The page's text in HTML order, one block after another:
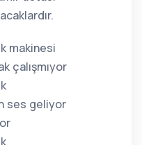
makinesi
çalışmıyor
ses geliyor